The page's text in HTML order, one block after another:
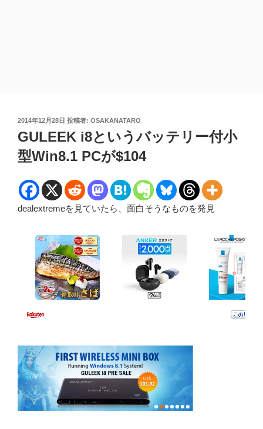
投
稿
日:
2014年12月28日 投稿者: OSAKANATARO
GULEEK i8というバッテリー付小
型Win8.1 PCが$104
dealextremeを見ていたら、面白そうなものを発見